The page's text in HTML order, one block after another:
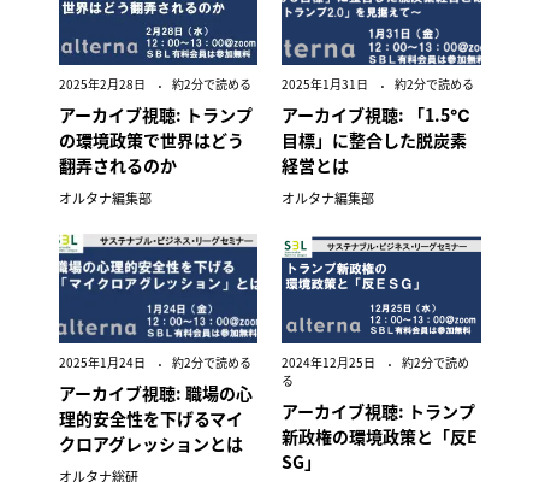
2025年2月28日 約2分で読める
アーカイブ視聴: トランプ
の環境政策で世界はどう
翻弄されるのか
オルタナ編集部
2025年1月31日 約2分で読める
アーカイブ視聴: 「1.5℃
目標」に整合した脱炭素
経営とは
オルタナ編集部
2025年1月24日 約2分で読める
アーカイブ視聴: 職場の心
理的安全性を下げるマイ
クロアグレッションとは
オルタナ総研
2024年12月25日
約2分で読め
る
アーカイブ視聴: トランプ
新政権の環境政策と「反E
SG」